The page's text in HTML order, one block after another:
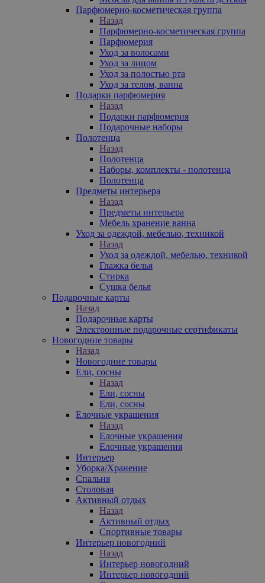
Парфюмерно-косметическая группа
Назад
Парфюмерно-косметическая группа
Парфюмерия
Уход за волосами
Уход за лицом
Уход за полостью рта
Уход за телом, ванна
Подарки парфюмерия
Назад
Подарки парфюмерия
Подарочные наборы
Полотенца
Назад
Полотенца
Наборы, комплекты - полотенца
Полотенца
Предметы интерьера
Назад
Предметы интерьера
Мебель хранение ванна
Уход за одеждой, мебелью, техникой
Назад
Уход за одеждой, мебелью, техникой
Глажка белья
Стирка
Сушка белья
Подарочные карты
Назад
Подарочные карты
Электронные подарочные сертификаты
Новогодние товары
Назад
Новогодние товары
Ели, сосны
Назад
Ели, сосны
Ели, сосны
Елочные украшения
Назад
Елочные украшения
Елочные украшения
Интерьер
Уборка/Хранение
Спальня
Столовая
Активный отдых
Назад
Активный отдых
Спортивные товары
Интерьер новогодний
Назад
Интерьер новогодний
Интерьер новогодний